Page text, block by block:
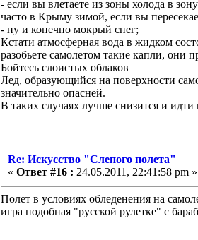
- если вы влетаете из зоны холода в
часто в Крыму зимой, если вы
- ну и конечно мокрый снег;
Кстати атмосферная вода в жидком
разобьете самолетом такие капли, они
Бойтесь слоистых облаков
Лед, образующийся на поверхности
значительно опасней.
В таких случаях лучше снизится и идти
Re: Искусство "Слепого полета"
« Ответ #16 : 24.05.2011, 22:41:58 pm »
Полет в условиях обледенения на
игра подобная "русской рулетке" с